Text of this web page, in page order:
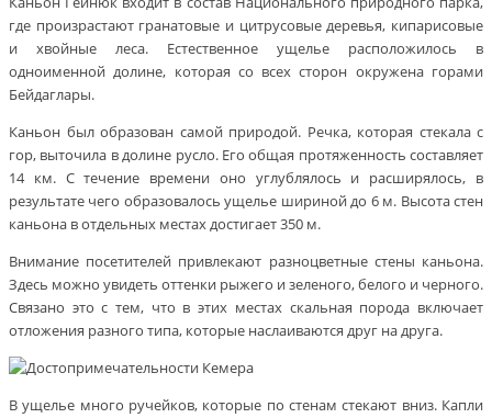
где произрастают гранатовые и цитрусовые деревья, кипарисовые
и хвойные леса. Естественное ущелье расположилось в
одноименной долине, которая со всех сторон окружена горами
Бейдаглары.
Каньон был образован самой природой. Речка, которая стекала с
гор, выточила в долине русло. Его общая протяженность составляет
14 км. С течение времени оно углублялось и расширялось, в
результате чего образовалось ущелье шириной до 6 м. Высота стен
каньона в отдельных местах достигает 350 м.
Внимание посетителей привлекают разноцветные стены каньона.
Здесь можно увидеть оттенки рыжего и зеленого, белого и черного.
Связано это с тем, что в этих местах скальная порода включает
отложения разного типа, которые наслаиваются друг на друга.
В ущелье много ручейков, которые по стенам стекают вниз. Капли